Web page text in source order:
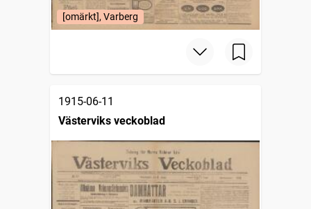
[omärkt], Varberg
1915-06-11
Västerviks veckoblad